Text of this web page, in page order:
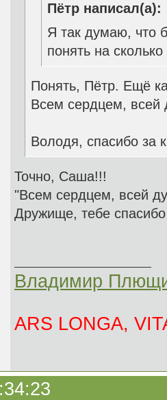
Пётр написал(а):
Я так думаю, что
понять на
Понять, Пётр. Ещё
Всем сердцем, всей
Володя, спасибо за
Точно, Саша!!!
"Всем сердцем, всей
Дружище, тебе
Владимир
ARS LONGA,